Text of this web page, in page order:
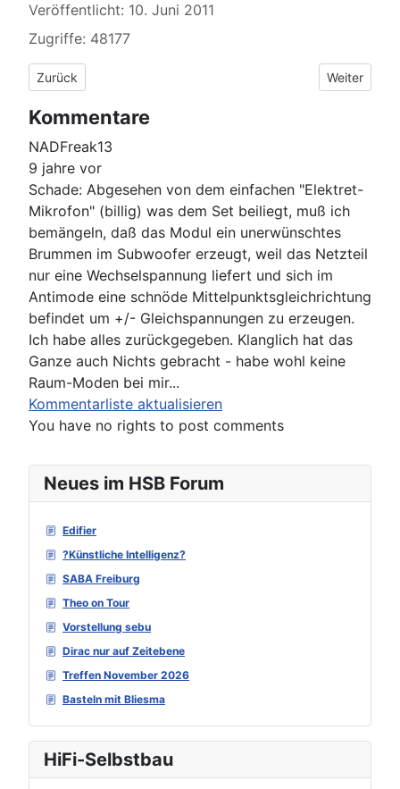
Neues im HSB Forum
Edifier
?Künstliche Intelligenz?
SABA Freiburg
Theo on Tour
Vorstellung sebu
Dirac nur auf Zeitebene
Treffen November 2026
Basteln mit Bliesma
HiFi-Selbstbau
Veröffentlicht: 10. Juni 2011
Zugriffe: 48177
Vorheriger Beitrag: DSM-260, digitales Lautsprecher
Zurück Nächster
Weiter
Kommentare
NADFreak13
9 jahre vor
Schade: Abgesehen von dem einfachen "Elektret-
Mikrofon" (billig) was dem Set beiliegt, muß ich
bemängeln, daß das Modul ein unerwünschtes
Brummen im Subwoofer erzeugt, weil das Netzteil
nur eine Wechselspannung liefert und sich im
Antimode eine schnöde Mittelpunktsgleichrichtung
befindet um +/- Gleichspannungen zu erzeugen.
Ich habe alles zurückgegeben. Klanglich hat das
Ganze auch Nichts gebracht - habe wohl keine
Raum-Moden bei mir...
Kommentarliste aktualisieren
You have no rights to post comments